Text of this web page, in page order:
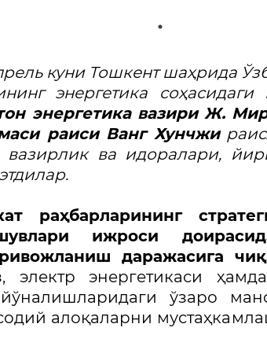
куни Тошкент шаҳрида
энергетика
энергетика вазири Ж.
раиси Ванг Хунчжи
вазирлик ва идоралари,
раҳбарларининг
ижроси
даражасига
электр энергетикаси
ўзаро
алоқаларни